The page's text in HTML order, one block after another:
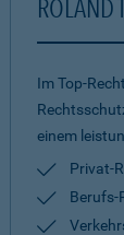
ROLAND
Im Top-
einem
Privat-
Berufs-